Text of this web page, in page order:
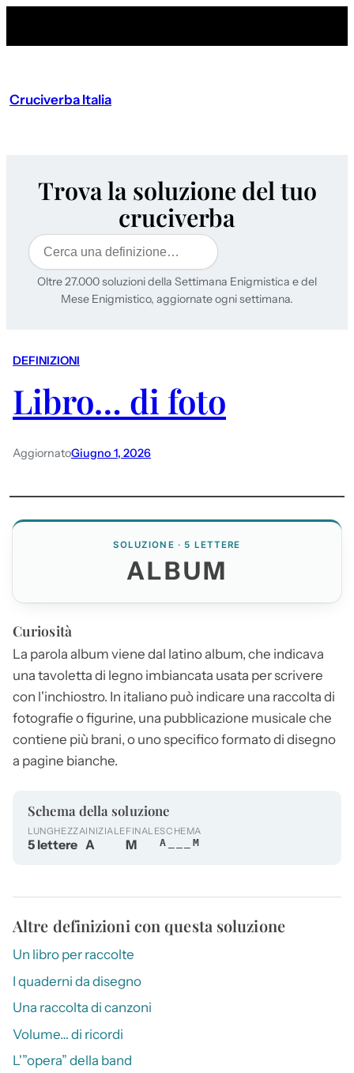
Cruciverba Italia
Trova la soluzione del tuo
cruciverba
Cerca
Oltre 27.000 soluzioni della Settimana Enigmistica e del
Mese Enigmistico, aggiornate ogni settimana.
DEFINIZIONI
Libro… di foto
AggiornatoGiugno 1, 2026
SOLUZIONE · 5 LETTERE
ALBUM
Curiosità
La parola album viene dal latinoalbum, che indicava
una tavoletta di legno imbiancata usata per scrivere
con l'inchiostro. In italiano può indicare una raccolta di
fotografie o figurine, una pubblicazione musicale che
contiene più brani, o uno specifico formato di disegno
a pagine bianche.
Schema della soluzione
LUNGHEZZA
5 lettere
INIZIALE
A
FINALE
M
SCHEMA
A___M
Altre definizioni con questa soluzione
Un libro per raccolte
I quaderni da disegno
Una raccolta di canzoni
Volume… di ricordi
L'”opera” della band